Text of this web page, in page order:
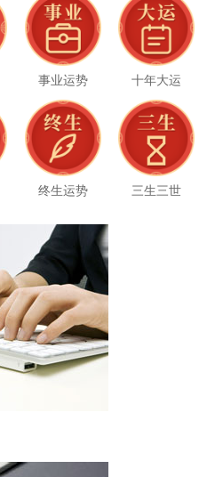
事业运势 十年大运
终生运势 三生三世